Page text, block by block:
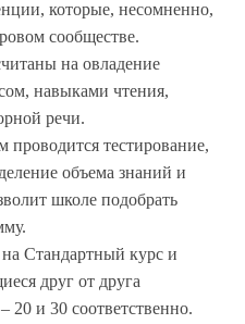
которые, несомненно,
сообществе.
на овладение
навыками чтения,
речи.
проводится тестирование,
объема знаний и
школе подобрать
Стандартный курс и
друг от друга
20 и 30 соответственно.